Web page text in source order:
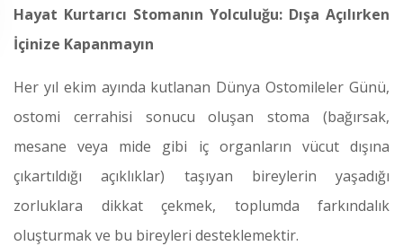
Hayat Kurtarıcı Stomanın Yolculuğu: Dışa Açılırken
İçinize Kapanmayın
Her yıl ekim ayında kutlanan Dünya Ostomileler Günü,
ostomi cerrahisi sonucu oluşan stoma (bağırsak,
mesane veya mide gibi iç organların vücut dışına
çıkartıldığı açıklıklar) taşıyan bireylerin yaşadığı
zorluklara dikkat çekmek, toplumda farkındalık
oluşturmak ve bu bireyleri desteklemektir.